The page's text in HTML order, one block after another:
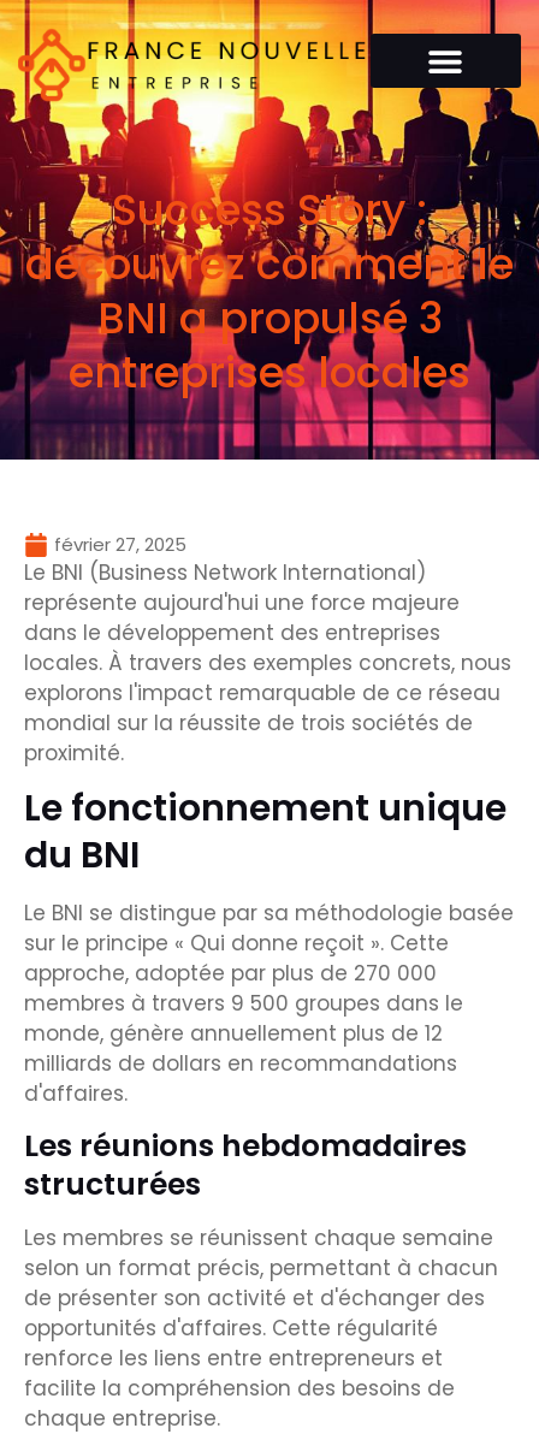
Success Story :
découvrez comment le
BNI a propulsé 3
entreprises locales
février 27, 2025
Le BNI (Business Network International)
représente aujourd'hui une force majeure
dans le développement des entreprises
locales. À travers des exemples concrets, nous
explorons l'impact remarquable de ce réseau
mondial sur la réussite de trois sociétés de
proximité.
Le fonctionnement unique
du BNI
Le BNI se distingue par sa méthodologie basée
sur le principe « Qui donne reçoit ». Cette
approche, adoptée par plus de 270 000
membres à travers 9 500 groupes dans le
monde, génère annuellement plus de 12
milliards de dollars en recommandations
d'affaires.
Les réunions hebdomadaires
structurées
Les membres se réunissent chaque semaine
selon un format précis, permettant à chacun
de présenter son activité et d'échanger des
opportunités d'affaires. Cette régularité
renforce les liens entre entrepreneurs et
facilite la compréhension des besoins de
chaque entreprise.